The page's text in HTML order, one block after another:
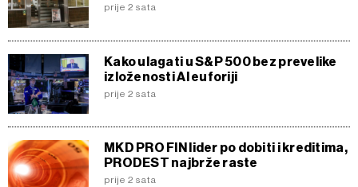
prije 2 sata
Kako ulagati u S&P 500 bez prevelike
izloženosti AI euforiji
prije 2 sata
MKD PRO FIN lider po dobiti i kreditima,
PRODEST najbrže raste
prije 2 sata